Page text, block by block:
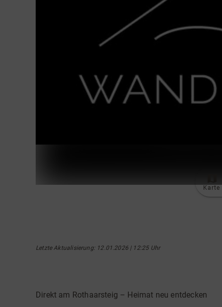
Sauerland SommerCard
Karte
Letzte Aktualisierung: 12.01.2026 | 12:25 Uhr
Direkt am Rothaarsteig – Heimat neu entdecken